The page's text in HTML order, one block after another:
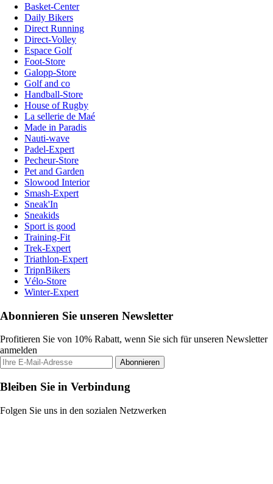
Basket-Center
Daily Bikers
Direct Running
Direct-Volley
Espace Golf
Foot-Store
Galopp-Store
Golf and co
Handball-Store
House of Rugby
La sellerie de Maé
Made in Paradis
Nauti-wave
Padel-Expert
Pecheur-Store
Pet and Garden
Slowood Interior
Smash-Expert
Sneak'In
Sneakids
Sport is good
Training-Fit
Trek-Expert
Triathlon-Expert
TripnBikers
Vélo-Store
Winter-Expert
Abonnieren Sie unseren Newsletter
Profitieren Sie von 10% Rabatt, wenn Sie sich für unseren Newsletter
anmelden
Abonnieren
Bleiben Sie in Verbindung
Folgen Sie uns in den sozialen Netzwerken